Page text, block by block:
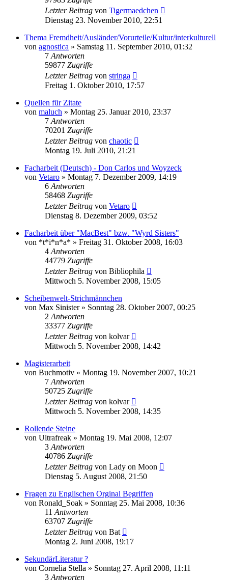
Letzter Beitrag von Tigermaedchen
Dienstag 23. November 2010, 22:51
Thema Fremdheit/Ausländer/Vorurteile/Kultur/interkulturell
von agnostica » Samstag 11. September 2010, 01:32
7 Antworten
59877 Zugriffe
Letzter Beitrag von stringa
Freitag 1. Oktober 2010, 17:57
Quellen für Zitate
von maluch » Montag 25. Januar 2010, 23:37
7 Antworten
70201 Zugriffe
Letzter Beitrag von chaotic
Montag 19. Juli 2010, 21:21
Facharbeit (Deutsch) - Don Carlos und Woyzeck
von Vetaro » Montag 7. Dezember 2009, 14:19
6 Antworten
58468 Zugriffe
Letzter Beitrag von Vetaro
Dienstag 8. Dezember 2009, 03:52
Facharbeit über "MacBest" bzw. "Wyrd Sisters"
von *t*i*n*a* » Freitag 31. Oktober 2008, 16:03
4 Antworten
44779 Zugriffe
Letzter Beitrag von Bibliophila
Mittwoch 5. November 2008, 15:05
Scheibenwelt-Strichmännchen
von Max Sinister» Sonntag 28. Oktober 2007, 00:25
2 Antworten
33377 Zugriffe
Letzter Beitrag von kolvar
Mittwoch 5. November 2008, 14:42
Magisterarbeit
von Buchmotiv » Montag 19. November 2007, 10:21
7 Antworten
50725 Zugriffe
Letzter Beitrag von kolvar
Mittwoch 5. November 2008, 14:35
Rollende Steine
von Ultrafreak » Montag 19. Mai 2008, 12:07
3 Antworten
40786 Zugriffe
Letzter Beitrag von Lady on Moon
Dienstag 5. August 2008, 21:50
Fragen zu Englischen Orginal Begriffen
von Ronald_Soak » Sonntag 25. Mai 2008, 10:36
11 Antworten
63707 Zugriffe
Letzter Beitrag von Bat
Montag 2. Juni 2008, 19:17
SekundärLiteratur ?
von Cornelia Stella » Sonntag 27. April 2008, 11:11
3 Antworten